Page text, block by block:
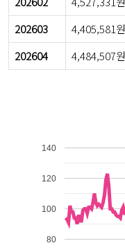
202603
4,405,581원
202604
4,484,507원
80
100
120
140